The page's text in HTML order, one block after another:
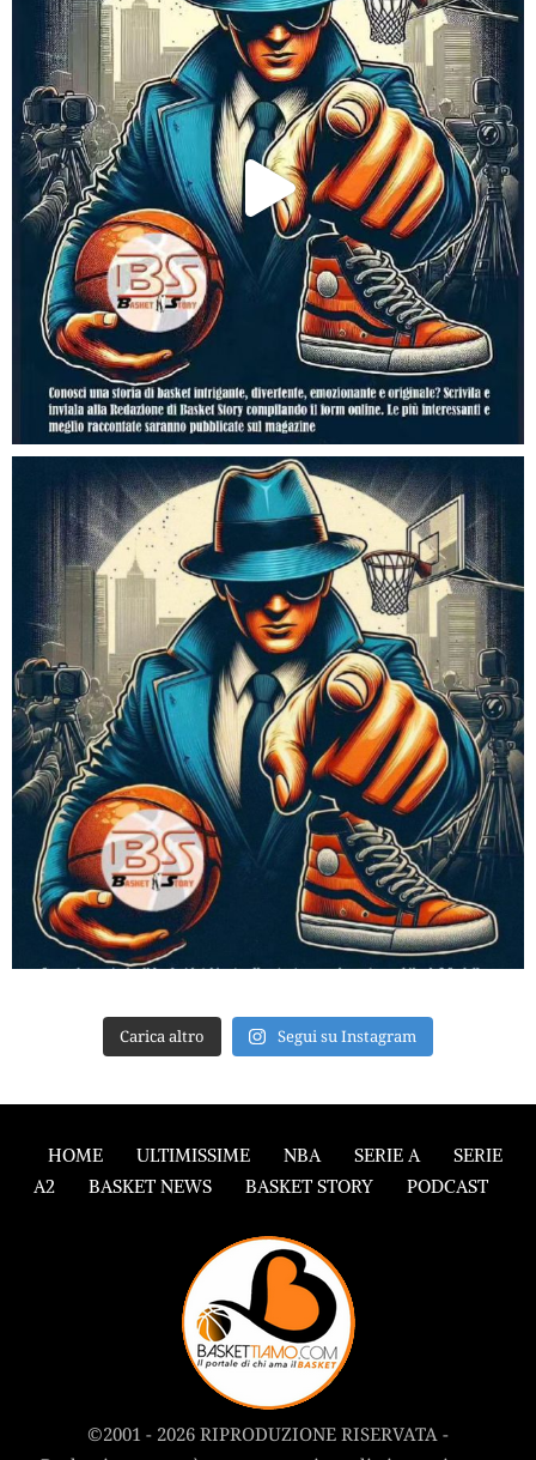
Carica altro Segui su Instagram
HOME ULTIMISSIME NBA SERIE A
SERIE
A2
BASKET NEWS BASKET STORY PODCAST
©2001 - 2026 RIPRODUZIONE RISERVATA -